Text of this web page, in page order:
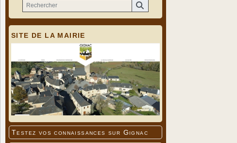
SITE DE LA MAIRIE
Testez vos connaissances sur Gignac